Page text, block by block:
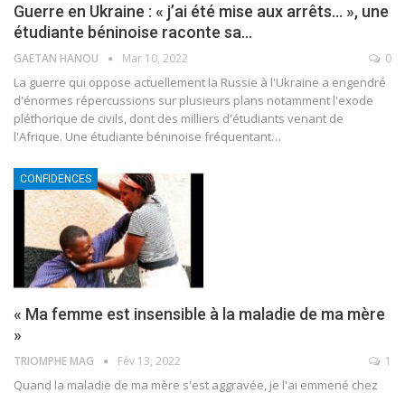
Guerre en Ukraine : « j’ai été mise aux arrêts… », une
étudiante béninoise raconte sa…
GAETAN HANOU Mar 10, 2022 0
La guerre qui oppose actuellement la Russie à l'Ukraine a engendré
d'énormes répercussions sur plusieurs plans notamment l'exode
pléthorique de civils, dont des milliers d'étudiants venant de
l'Afrique. Une étudiante béninoise fréquentant…
CONFIDENCES
« Ma femme est insensible à la maladie de ma mère
»
TRIOMPHE MAG Fév 13, 2022 1
Quand la maladie de ma mère s'est aggravée, je l'ai emmené chez